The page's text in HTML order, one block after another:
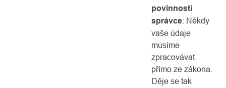
povinností
správce: Někdy
vaše údaje
musíme
zpracovávat
přímo ze zákona.
Děje se tak